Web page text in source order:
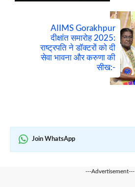
AIIMS Gorakhpur
दीक्षांत समारोह 2025:
राष्ट्रपति ने डॉक्टरों को दी
सेवा भावना और करुणा की
सीख:-
Join WhatsApp
---Advertisement---